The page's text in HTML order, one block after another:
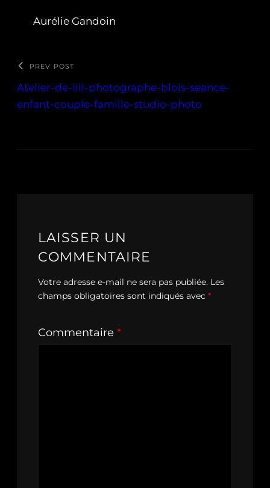
Aurélie Gandoin
PREV POST
Atelier-de-lili-photographe-blois-seance-
enfant-couple-famille-studio-photo
LAISSER UN
COMMENTAIRE
Votre adresse e-mail ne sera pas publiée. Les
champs obligatoires sont indiqués avec *
Commentaire *